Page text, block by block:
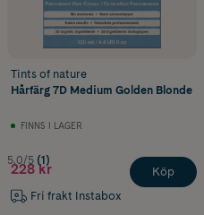
Tints of nature
Hårfärg 7D Medium Golden Blonde
FINNS I LAGER
5.0/5 (1)
228 kr
Fri frakt Instabox
Köp